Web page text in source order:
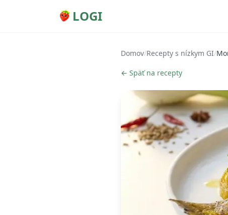
LOGI
Domov/Recepty s nízkym GI/
← Späť na recepty